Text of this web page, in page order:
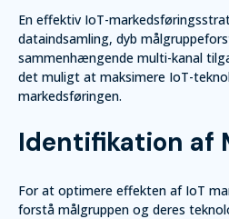
En effektiv IoT-
dataindsamling, dyb
sammenhængende multi-kanal
det muligt at maksimere IoT-
markedsføringen.
Identifikation af
For at optimere effekten af IoT
forstå målgruppen og deres